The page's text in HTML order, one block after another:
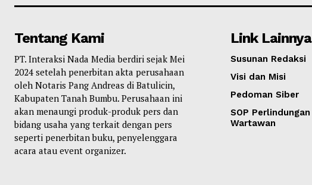
Tentang Kami
PT. Interaksi Nada Media berdiri sejak Mei
2024 setelah penerbitan akta perusahaan
oleh Notaris Pang Andreas di Batulicin,
Kabupaten Tanah Bumbu. Perusahaan ini
akan menaungi produk-produk pers dan
bidang usaha yang terkait dengan pers
seperti penerbitan buku, penyelenggara
acara atau event organizer.
Link Lainnya
Susunan Redaksi
Visi dan Misi
Pedoman Siber
SOP Perlindungan
Wartawan